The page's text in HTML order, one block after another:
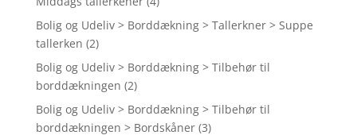
Bolig og Udeliv > Borddækning > Tallerkner > Suppe
tallerken (2)
Bolig og Udeliv > Borddækning > Tilbehør til
borddækningen (2)
Bolig og Udeliv > Borddækning > Tilbehør til
borddækningen > Bordskåner (3)